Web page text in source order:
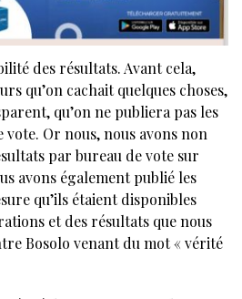
des résultats. Avant cela,
qu’on cachait quelques choses,
qu’on ne publiera pas les
Or nous, nous avons non
par bureau de vote sur
avons également publié les
qu’ils étaient disponibles
et des résultats que nous
Bosolo venant du mot « vérité